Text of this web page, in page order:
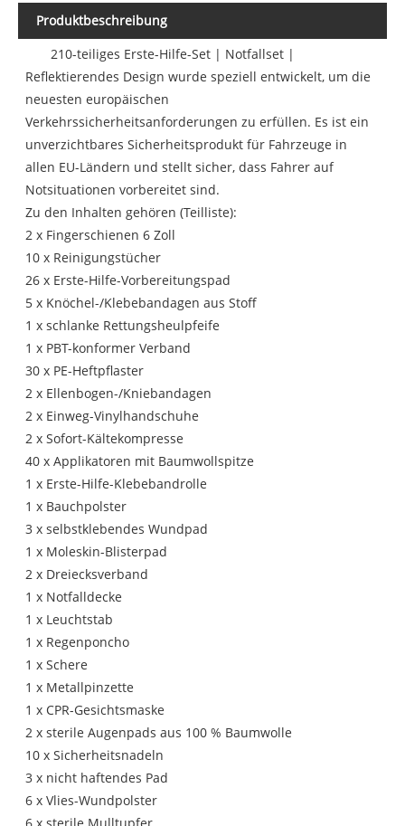
Produktbeschreibung
210-teiliges Erste-Hilfe-Set | Notfallset |
Reflektierendes Design wurde speziell entwickelt, um die
neuesten europäischen
Verkehrssicherheitsanforderungen zu erfüllen. Es ist ein
unverzichtbares Sicherheitsprodukt für Fahrzeuge in
allen EU-Ländern und stellt sicher, dass Fahrer auf
Notsituationen vorbereitet sind.
Zu den Inhalten gehören (Teilliste):
2 x Fingerschienen 6 Zoll
10 x Reinigungstücher
26 x Erste-Hilfe-Vorbereitungspad
5 x Knöchel-/Klebebandagen aus Stoff
1 x schlanke Rettungsheulpfeife
1 x PBT-konformer Verband
30 x PE-Heftpflaster
2 x Ellenbogen-/Kniebandagen
2 x Einweg-Vinylhandschuhe
2 x Sofort-Kältekompresse
40 x Applikatoren mit Baumwollspitze
1 x Erste-Hilfe-Klebebandrolle
1 x Bauchpolster
3 x selbstklebendes Wundpad
1 x Moleskin-Blisterpad
2 x Dreiecksverband
1 x Notfalldecke
1 x Leuchtstab
1 x Regenponcho
1 x Schere
1 x Metallpinzette
1 x CPR-Gesichtsmaske
2 x sterile Augenpads aus 100 % Baumwolle
10 x Sicherheitsnadeln
3 x nicht haftendes Pad
6 x Vlies-Wundpolster